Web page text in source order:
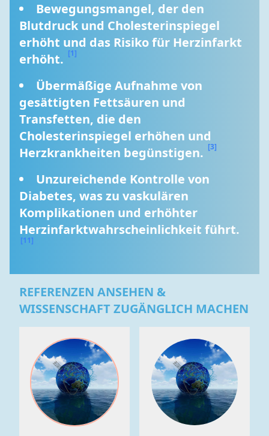
Bewegungsmangel, der den
Blutdruck und Cholesterinspiegel
erhöht und das Risiko für Herzinfarkt
erhöht. [1]
Übermäßige Aufnahme von
gesättigten Fettsäuren und
Transfetten, die den
Cholesterinspiegel erhöhen und
Herzkrankheiten begünstigen. [3]
Unzureichende Kontrolle von
Diabetes, was zu vaskulären
Komplikationen und erhöhter
[11]
REFERENZEN ANSEHEN &
WISSENSCHAFT ZUGÄNGLICH MACHEN